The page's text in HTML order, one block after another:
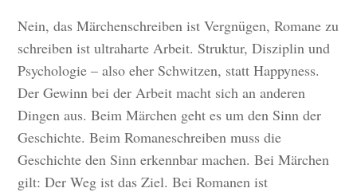
Nein, das Märchenschreiben ist Vergnügen, Romane zu
schreiben ist ultraharte Arbeit. Struktur, Disziplin und
Psychologie – also eher Schwitzen, statt Happyness.
Der Gewinn bei der Arbeit macht sich an anderen
Dingen aus. Beim Märchen geht es um den Sinn der
Geschichte. Beim Romaneschreiben muss die
Geschichte den Sinn erkennbar machen. Bei Märchen
gilt: Der Weg ist das Ziel. Bei Romanen ist